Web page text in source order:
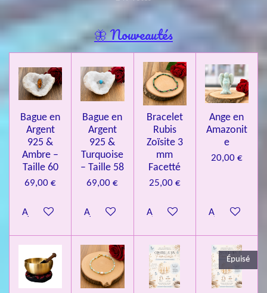
a
o
i
l
e
o
i
l
e
s
t
o
i
l
e
s
t
o
i
l
e
s
o
i
l
e
s
'
é
v
a
l
🦋 Nouveautés
Bague en
Argent
925 &
Ambre –
Taille 60
69,00 €
Ajouter au panier
Bague en
Argent
925 &
Turquoise
– Taille 58
69,00 €
Ajouter au panier
Bracelet
Rubis
Zoïsite 3
mm
Facetté
25,00 €
Ajouter au panier
Ange en
Amazonit
e
20,00 €
Ajouter au
Épuisé